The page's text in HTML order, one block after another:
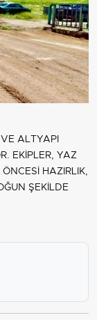
ALTYAPI
EKİPLER, YAZ
HAZIRLIK,
ŞEKİLDE